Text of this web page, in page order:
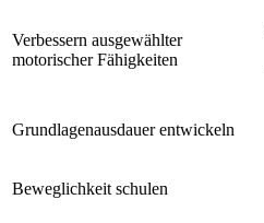
Verbessern ausgewählter
motorischer Fähigkeiten
Grundlagenausdauer entwickeln
Beweglichkeit schulen